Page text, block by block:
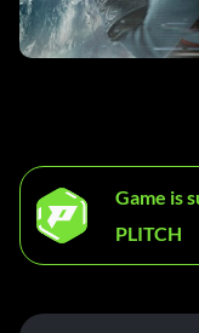
Game is
PLITCH